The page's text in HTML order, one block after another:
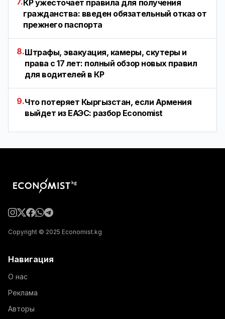
КР ужесточает правила для получения
гражданства: введен обязательный отказ от
прежнего паспорта
8.Штрафы, эвакуация, камеры, скутеры и
права с 17 лет: полный обзор новых правил
для водителей в КР
9.Что потеряет Кыргызстан, если Армения
выйдет из ЕАЭС: разбор Economist
Copyright © 2025 Economist.kg
Навигация
О нас
Реклама
Авторы